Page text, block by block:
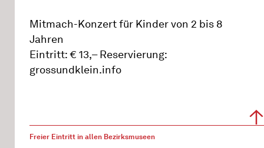
Mitmach-Konzert für Kinder von 2 bis 8
Jahren
Eintritt: € 13,– Reservierung:
grossundklein.info
Freier Eintritt in allen Bezirksmuseen